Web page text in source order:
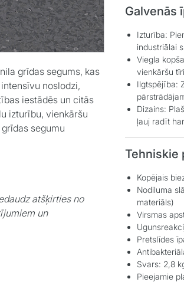
grīdas segums, kas
noslodzi,
iestādēs un citās
izturību, vienkāršu
segumu
atšķirties no
un
Galvenās
Izturība:
industriālai
Viegla
vienkāršu
Ilgtspējība:
Dizains:
ļauj radīt
Tehniskie
Kopējais
Nodiluma
materiāls)
Virsmas
Pretslīdes
Svars: 2,8
Pieejamie